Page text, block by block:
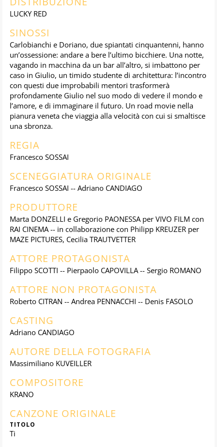
LUCKY RED
SINOSSI
Carlobianchi e Doriano, due spiantati cinquantenni, hanno
un’ossessione: andare a bere l’ultimo bicchiere. Una notte,
vagando in macchina da un bar all’altro, si imbattono per
caso in Giulio, un timido studente di architettura: l’incontro
con questi due improbabili mentori trasformerà
profondamente Giulio nel suo modo di vedere il mondo e
l’amore, e di immaginare il futuro. Un road movie nella
pianura veneta che viaggia alla velocità con cui si smaltisce
una sbronza.
REGIA
Francesco SOSSAI
SCENEGGIATURA ORIGINALE
Francesco SOSSAI -- Adriano CANDIAGO
PRODUTTORE
Marta DONZELLI e Gregorio PAONESSA per VIVO FILM con
RAI CINEMA -- in collaborazione con Philipp KREUZER per
MAZE PICTURES, Cecilia TRAUTVETTER
ATTORE PROTAGONISTA
Filippo SCOTTI -- Pierpaolo CAPOVILLA -- Sergio ROMANO
ATTORE NON PROTAGONISTA
Roberto CITRAN -- Andrea PENNACCHI -- Denis FASOLO
CASTING
Adriano CANDIAGO
AUTORE DELLA FOTOGRAFIA
Massimiliano KUVEILLER
COMPOSITORE
KRANO
CANZONE ORIGINALE
TITOLO
Ti